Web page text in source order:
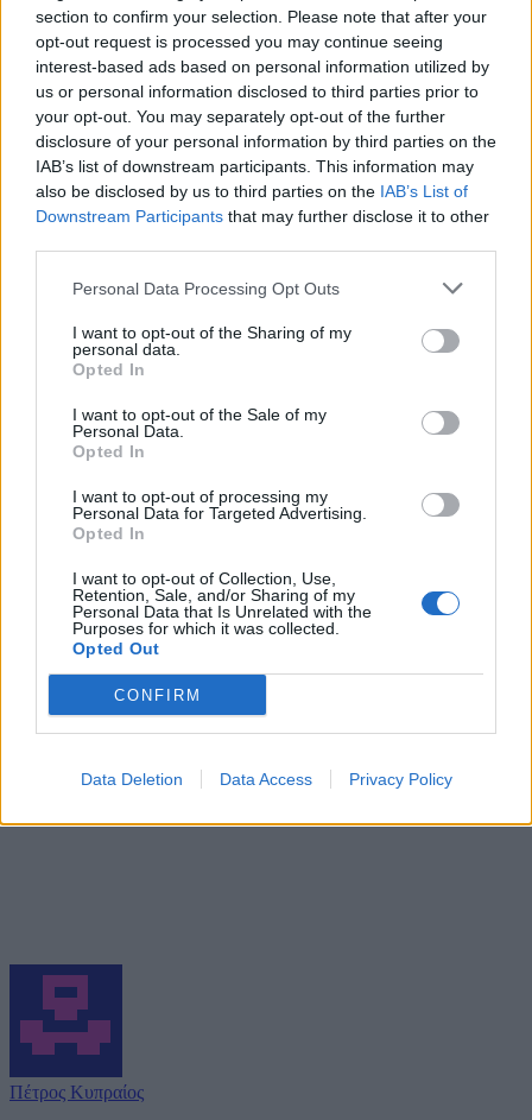
section to confirm your selection. Please note that after your
opt-out request is processed you may continue seeing
interest-based ads based on personal information utilized by
us or personal information disclosed to third parties prior to
your opt-out. You may separately opt-out of the further
disclosure of your personal information by third parties on the
IAB’s list of downstream participants. This information may
also be disclosed by us to third parties on the IAB’s List of
Downstream Participants that may further disclose it to other
Personal Data Processing Opt Outs
I want to opt-out of the Sharing of my
personal data.
Opted In
I want to opt-out of the Sale of my
Personal Data.
Opted In
I want to opt-out of processing my
Personal Data for Targeted Advertising.
Opted In
I want to opt-out of Collection, Use,
Retention, Sale, and/or Sharing of my
Personal Data that Is Unrelated with the
Purposes for which it was collected.
Opted Out
CONFIRM
Data Deletion Data Access Privacy Policy
launch τους μετουρνουά(NBA2K18 & PES18).
Παράλληλα, γνωστοίyoutubersόπως οιCaptainPanez,
HackyPixelz, Unboxholics, GRamers, celebrities του
community, comic artists, αλλά και η παρουσιάστρια
Ευαγγελία Τσιορλίδα , έδωσαν δυναμικά το παρών και
ξεσήκωσαν το κοινό, που έμεινε με τις καλύτερες
εντυπώσεις.
ΓΕΡΜΑΝΟΣ με κορυφαίους τίτλους παιχνιδιών, προηγμένες
κυκλοφορίες .
eGaming eSports the league ΓΕΡΜΑΝΟΣ
Facebook
Πέτρος Κυπραίος